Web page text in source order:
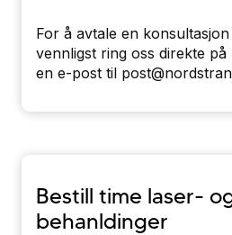
For å avtale en
vennligst ring oss direkte
en e-post til
Bestill time laser-
behanldinger